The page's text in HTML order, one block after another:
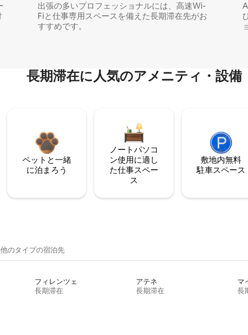
出張の多いプロフェッショナルには、高速Wi-
Fiと仕事専用スペースを備えた長期滞在先がお
すすめです。
長期滞在に人気のアメニティ・設備
ペットと一緒
に泊まろう
ノートパソコ
ン使用に適し
た仕事スペー
ス
敷地内無料
駐⁠車ス⁠ペ⁠ー⁠ス
のタ⁠イ⁠プ⁠の宿⁠泊⁠先
フィレンツェ
長期滞在
アテネ
長期滞在
マ
長